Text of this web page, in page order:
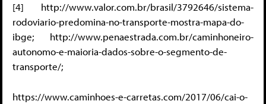
[4] http://www.valor.com.br/brasil/3792646/sistema-
rodoviario-predomina-no-transporte-mostra-mapa-do-
ibge; http://www.penaestrada.com.br/caminhoneiro-
autonomo-e-maioria-dados-sobre-o-segmento-de-
transporte/;
https://www.caminhoes-e-carretas.com/2017/06/cai-o-